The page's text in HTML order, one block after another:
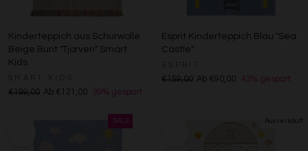
Kinderteppich aus Schurwolle
Beige Bunt "Tjorven" Smart
Kids
€199,00 Ab €121,00 39% gespart
Esprit Kinderteppich Blau "Sea
Castle"
€159,00 Ab €90,00 43% gespart
Besondere Features:
Endgeräteeigenschaften zur Identifikation aktiv abfragen